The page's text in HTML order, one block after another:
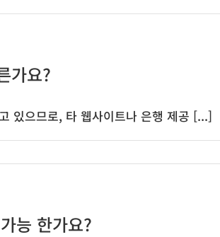
가요?
있으므로, 타 웹사이트나 은행 제공 [...]
능 한가요?